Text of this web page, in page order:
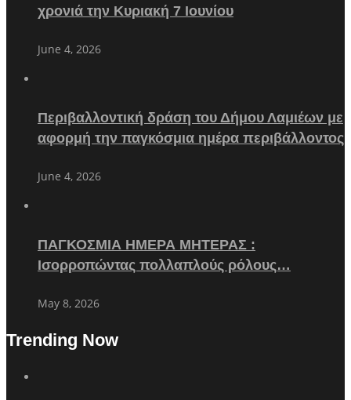
χρονιά την Κυριακή 7 Ιουνίου
June 4, 2026
Περιβαλλοντική δράση του Δήμου Λαμιέων με
αφορμή την παγκόσμια ημέρα περιβάλλοντος
June 4, 2026
ΠΑΓΚΟΣΜΙΑ ΗΜΕΡΑ ΜΗΤΕΡΑΣ :
Ισορροπώντας πολλαπλούς ρόλους…
May 8, 2026
Trending Now